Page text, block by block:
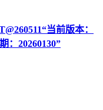
当前版本：
：20260130”